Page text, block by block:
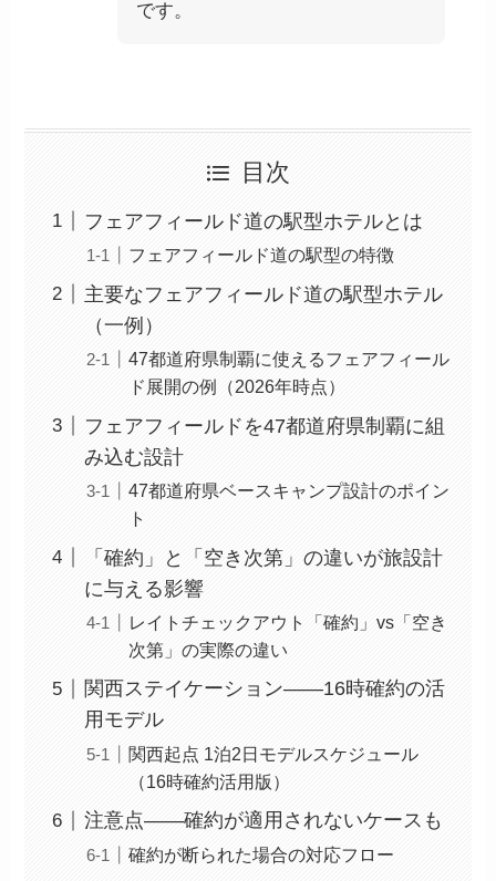
です。
目次
フェアフィールド道の駅型ホテルとは
フェアフィールド道の駅型の特徴
主要なフェアフィールド道の駅型ホテル
（一例）
47都道府県制覇に使えるフェアフィール
ド展開の例（2026年時点）
フェアフィールドを47都道府県制覇に組
み込む設計
47都道府県ベースキャンプ設計のポイン
ト
「確約」と「空き次第」の違いが旅設計
に与える影響
レイトチェックアウト「確約」vs「空き
次第」の実際の違い
関西ステイケーション——16時確約の活
用モデル
関西起点 1泊2日モデルスケジュール
（16時確約活用版）
注意点——確約が適用されないケースも
確約が断られた場合の対応フロー